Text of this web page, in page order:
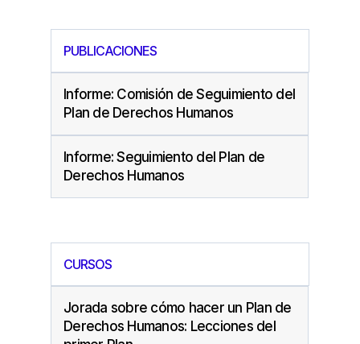
PUBLICACIONES
Informe: Comisión de Seguimiento del
Plan de Derechos Humanos
Informe: Seguimiento del Plan de
Derechos Humanos
CURSOS
Jorada sobre cómo hacer un Plan de
Derechos Humanos: Lecciones del